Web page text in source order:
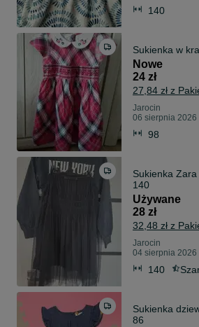
140
Sukienka w
Nowe
24 zł
27,84 zł z
Jarocin
06 sierpnia 2026
98
Sukienka
140
Używane
28 zł
32,48 zł z
Jarocin
04 sierpnia 2026
140
Sukienka
86